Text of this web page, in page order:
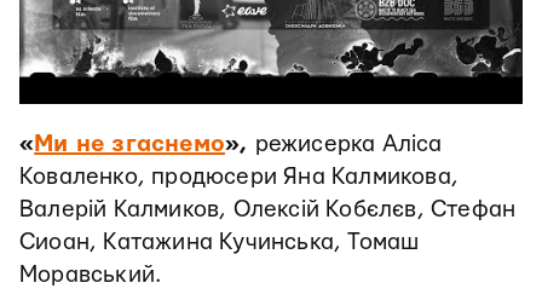
« Ми не згаснемо», режисерка Аліса
Коваленко, продюсери Яна Калмикова,
Валерій Калмиков, Олексій Кобєлєв, Стефан
Сиоан, Катажина Кучинська, Томаш
Моравський.